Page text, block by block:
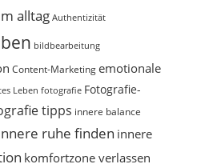
alltag Authentizität
bildbearbeitung
Content-Marketingemotionale
Leben fotografie Fotografie-
tipps innere balance
ruhe finden innere
komfortzone verlassen